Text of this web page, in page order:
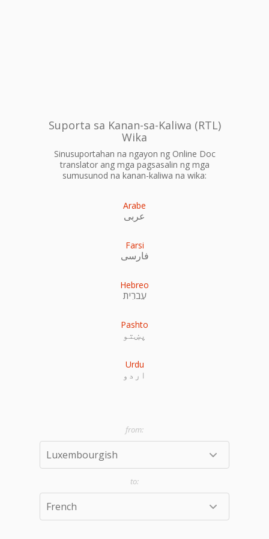
Suporta sa Kanan-sa-Kaliwa (RTL)
Wika
Sinusuportahan na ngayon ng Online Doc
translator ang mga pagsasalin ng mga
sumusunod na kanan-kaliwa na wika:
Arabe
عربى
Farsi
فارسی
Hebreo
עִברִית
Pashto
پښتو
Urdu
اردو